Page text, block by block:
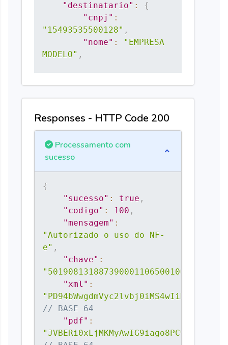
"destinatario" :
{
"cnpj" :
"15493535500128" ,
"nome" :
"EMPRESA
MODELO" ,
"inscricao_estadual":
"212055510",
"endereco"
:
"444"
"bairro"
"CENTRO",
"codigo_municipio"
:
"2408003"
"nome_municipio":
"Mossoro"
,
"uf": "RN",
"59653120"
Responses - HTTP Code 200
Processamento com
sucesso
{
"sucesso" : true ,
"codigo" : 100 ,
"mensagem" :
"Autorizado o uso do NF-
e" ,
"chave" :
"xml" :
// BASE 64
"pdf" :